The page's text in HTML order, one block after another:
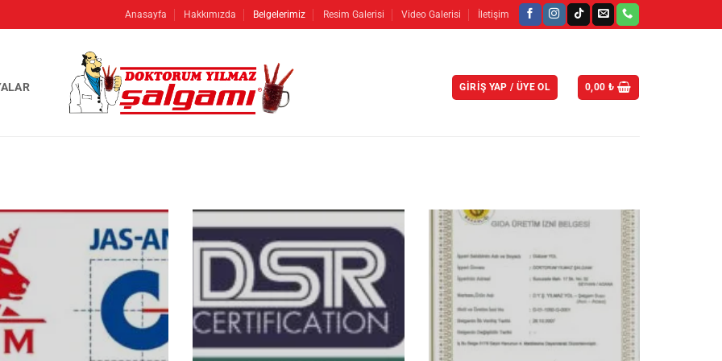
Anasayfa Hakkımızda Belgelerimiz Resim Galerisi Video Galerisi İletişim
GIRIŞ YAP / ÜYE OL 0,00 ₺